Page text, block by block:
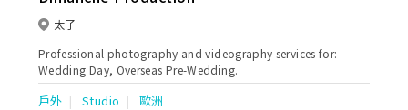
度。 耀眼的一瞬，期望有您。
太子
Professional photography and videography services for:
Wedding Day, Overseas Pre-Wedding.
戶外 Studio 歐洲